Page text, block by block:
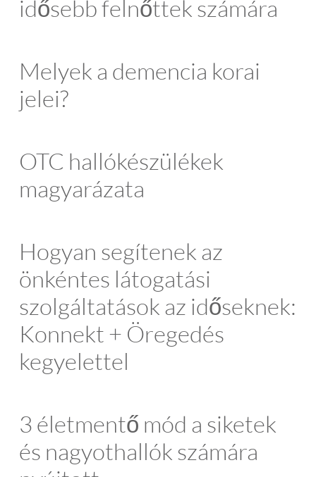
idősebb felnőttek számára
Melyek a demencia korai
jelei?
OTC hallókészülékek
magyarázata
Hogyan segítenek az
önkéntes látogatási
szolgáltatások az időseknek:
Konnekt + Öregedés
kegyelettel
3 életmentő mód a siketek
és nagyothallók számára